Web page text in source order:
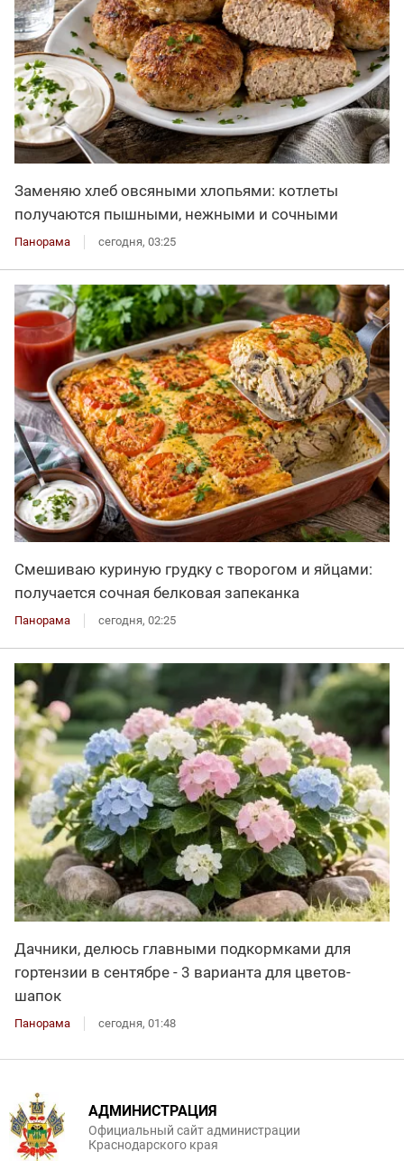
Заменяю хлеб овсяными хлопьями: котлеты
получаются пышными, нежными и сочными
Панорама сегодня, 03:25
Смешиваю куриную грудку с творогом и яйцами:
получается сочная белковая запеканка
Панорама сегодня, 02:25
Дачники, делюсь главными подкормками для
гортензии в сентябре - 3 варианта для цветов-
шапок
Панорама сегодня, 01:48
АДМИНИСТРАЦИЯ
Официальный сайт администрации
Краснодарского края